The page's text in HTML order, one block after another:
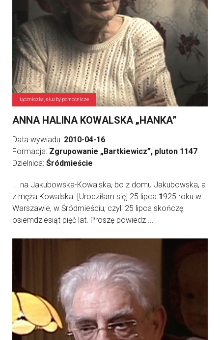
łączniczka, służby pomocnicze
ANNA HALINA KOWALSKA „HANKA”
Data wywiadu: 2010-04-16
Formacja: Zgrupowanie „Bartkiewicz”, pluton 1147
Dzielnica: Śródmieście
... na Jakubowska-Kowalska, bo z domu Jakubowska, a
z męża Kowalska. [Urodziłam się] 25 lipca 1925 roku w
Warszawie, w Śródmieściu, czyli 25 lipca skończę
osiemdziesiąt pięć lat. Proszę powiedz ...